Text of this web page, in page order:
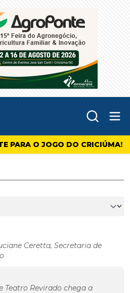
PARA O JOGO DO CRICIÚMA!
Ceretta, Secretaria de
Teatro Revirado chega a